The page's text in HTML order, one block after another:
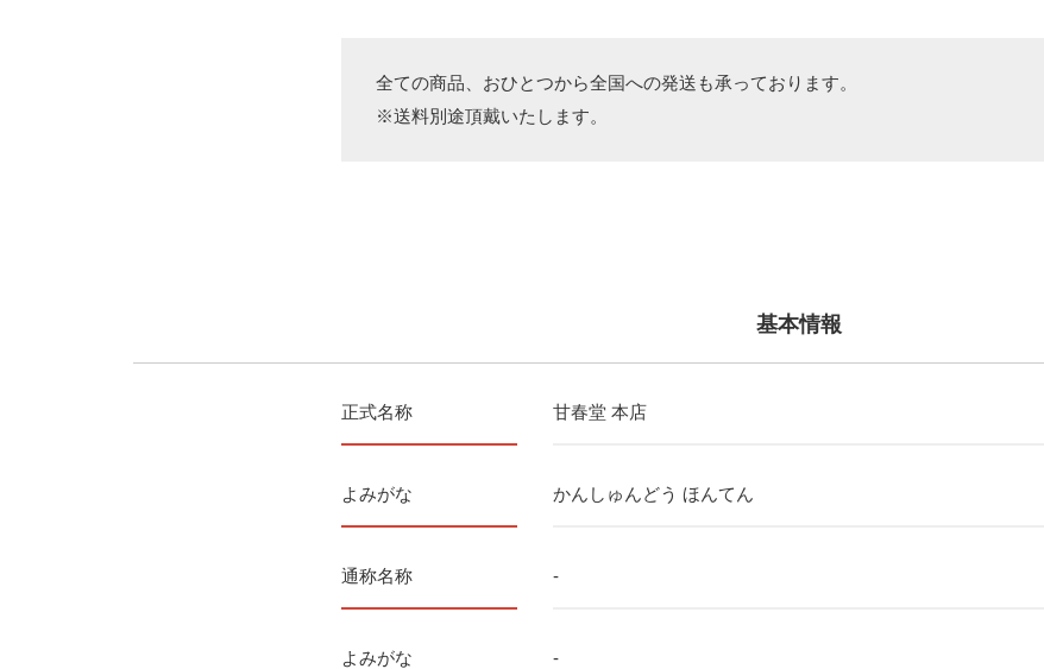
全ての商品、おひとつから全国への発送も承っております。
※送料別途頂戴いたします。
基本情報
正式名称 甘春堂 本店
よみがな かんしゅんどう ほんてん
通称名称 -
よみがな -